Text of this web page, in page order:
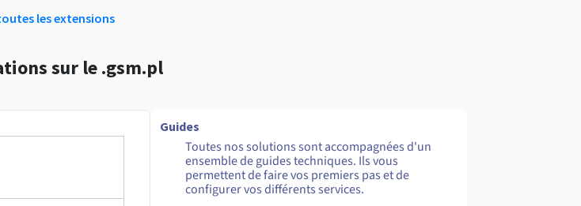
les extensions
sur le .gsm.pl
Guides
Toutes nos solutions sont accompagnées d'un
ensemble de guides techniques. Ils vous
permettent de faire vos premiers pas et de
configurer vos différents services.